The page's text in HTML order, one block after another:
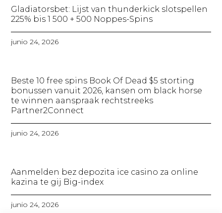
Gladiatorsbet: Lijst van thunderkick slotspellen
225% bis 1 500 + 500 Noppes-Spins​
junio 24, 2026
Beste 10 free spins Book Of Dead $5 storting
bonussen vanuit 2026, kansen om black horse
te winnen aanspraak rechtstreeks
Partner2Connect
junio 24, 2026
Aanmelden bez depozita ice casino za online
kazina te gij Big-index
junio 24, 2026